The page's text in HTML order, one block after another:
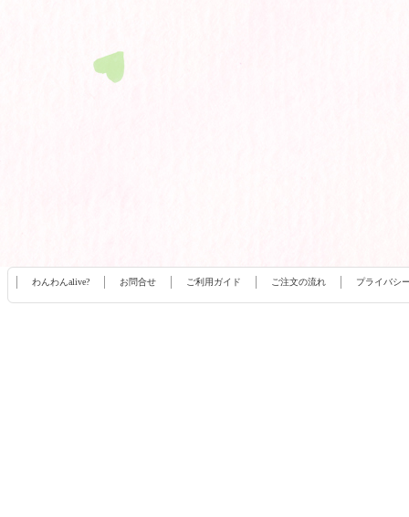
わんわんalive? お問合せ ご利用ガイド ご注文の流れ プライバシ